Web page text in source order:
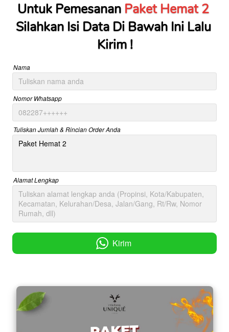
Untuk Pemesanan Paket Hemat 2
Silahkan Isi Data Di Bawah Ini Lalu
Kirim !
Nama
Nomor Whatsapp
Tuliskan Jumlah & Rincian Order Anda
Alamat Lengkap
` Kirim